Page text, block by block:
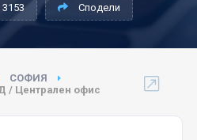
Сподели
СОФИЯ
/ Централен офис